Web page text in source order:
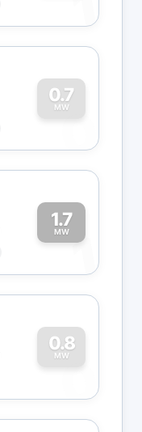
0.7
MW
0
1.7
MW1
0.8
MW
0